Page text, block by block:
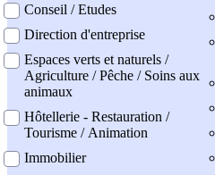
Conseil / Etudes
Direction d'entreprise
Espaces verts et naturels /
Agriculture / Pêche / Soins aux
animaux
Hôtellerie - Restauration /
Tourisme / Animation
Immobilier